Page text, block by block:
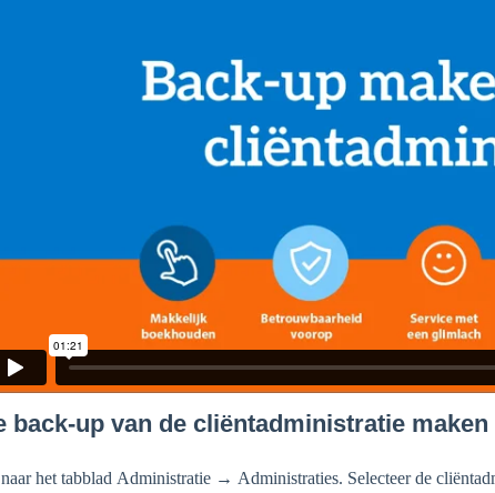
back-up van de cliëntadministratie maken
het tabblad Administratie→ Administraties. Selecteer de